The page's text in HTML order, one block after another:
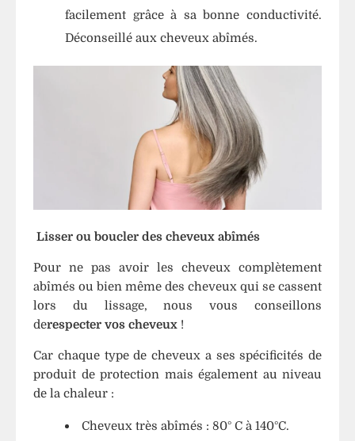
facilement grâce à sa bonne conductivité.
Déconseillé aux cheveux abîmés.
Lisser ou boucler des cheveux abîmés
Pour ne pas avoir les cheveux complètement
abîmés ou bien même des cheveux qui se cassent
lors du lissage, nous vous conseillons
derespecter vos cheveux !
Car chaque type de cheveux a ses spécificités de
produit de protection mais également au niveau
de la chaleur :
Cheveux très abîmés : 80° C à 140°C.